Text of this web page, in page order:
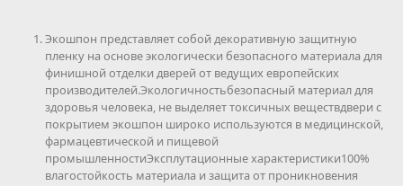
Экошпон представляет собой декоративную защитную
пленку на основе экологически безопасного материала для
финишной отделки дверей от ведущих европейских
производителей.Экологичностьбезопасный материал для
здоровья человека, не выделяет токсичных веществдвери с
покрытием экошпон широко используются в медицинской,
фармацевтической и пищевой
промышленностиЭксплутационные характеристики100%
влагостойкость материала и защита от проникновения